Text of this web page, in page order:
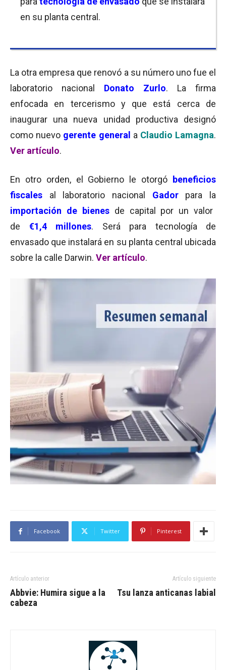
en su planta central.
La otra empresa que renovó a su número uno fue el
laboratorio nacional Donato Zurlo. La firma
enfocada en tercerismo y que está cerca de
inaugurar una nueva unidad productiva designó
como nuevo gerente general a Claudio Lamagna.
Ver artículo.
En otro orden, el Gobierno le otorgó
beneficios
fiscales al laboratorio nacional Gador para la
importación de bienesde capital por un valor
de €1,4 millones. Será para tecnología de
envasado que instalará en su planta central ubicada
sobre la calle Darwin. Ver artículo.
Facebook Twitter Pinterest
Artículo anterior
Abbvie: Humira sigue a la
cabeza
Artículo siguiente
Tsu lanza anticanas labial